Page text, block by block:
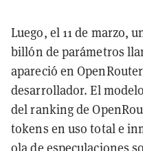
Luego, el 11 de marzo,
billón de parámetros
apareció en
desarrollador. El
del ranking de
tokens en uso total e
ola de especulaciones